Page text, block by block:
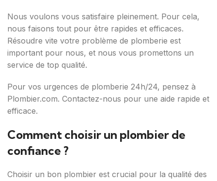
Nous voulons vous satisfaire pleinement. Pour cela,
nous faisons tout pour être rapides et efficaces.
Résoudre vite votre problème de plomberie est
important pour nous, et nous vous promettons un
service de top qualité.
Pour vos urgences de plomberie 24h/24, pensez à
Plombier.com. Contactez-nous pour une aide rapide et
efficace.
Comment choisir un plombier de
confiance ?
Choisir un bon plombier est crucial pour la qualité des